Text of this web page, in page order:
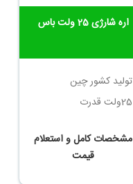
اره شارژی 25 ولت باس
تولید کشور چین
25ولت قدرت
مشخصات کامل و استعلام
قیمت